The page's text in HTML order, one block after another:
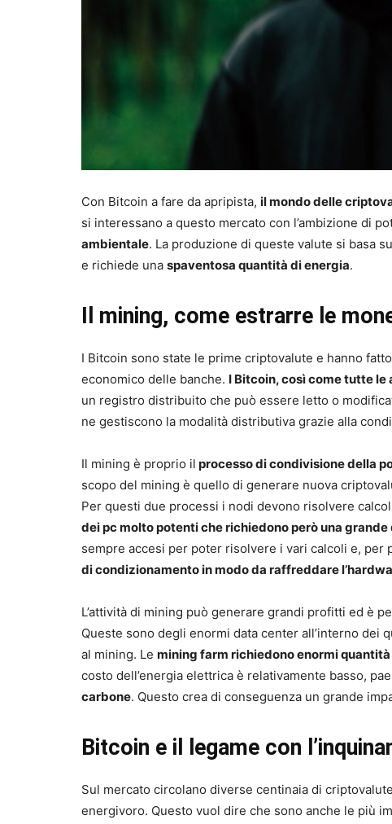
Con Bitcoin a fare da apripista, il mondo delle
si interessano a questo mercato con l’ambizione di
ambientale. La produzione di queste valute si basa
e richiede una spaventosa quantità di energia.
Il mining, come estrarre le
I Bitcoin sono state le prime criptovalute e hanno
economico delle banche. I Bitcoin, così come tutte
un registro distribuito che può essere letto o
ne gestiscono la modalità distributiva grazie alla
Il mining è proprio il processo di condivisione della
scopo del mining è quello di generare nuova
Per questi due processi i nodi devono risolvere
dei pc molto potenti che richiedono però una
sempre accesi per poter risolvere i vari calcoli e,
di condizionamento in modo da raffreddare
L’attività di mining può generare grandi profitti ed è
Queste sono degli enormi data center all’interno dei
al mining. Le mining farm richiedono enormi
costo dell’energia elettrica è relativamente basso,
carbone. Questo crea di conseguenza un grande
Bitcoin e il legame con
Sul mercato circolano diverse centinaia di
energivoro. Questo vuol dire che sono anche le più